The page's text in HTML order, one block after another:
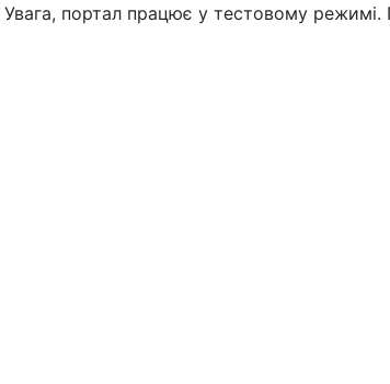
Увага, портал працює у тестовому